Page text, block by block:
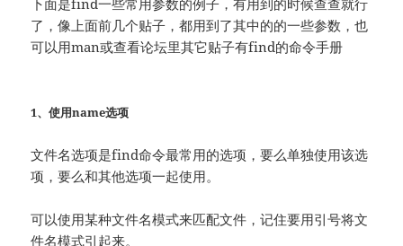
下面是find一些常用参数的例子，有用到的时候查查就行
了，像上面前几个贴子，都用到了其中的的一些参数，也
可以用man或查看论坛里其它贴子有find的命令手册
1、使用name选项
文件名选项是find命令最常用的选项，要么单独使用该选
项，要么和其他选项一起使用。
可以使用某种文件名模式来匹配文件，记住要用引号将文
件名模式引起来。